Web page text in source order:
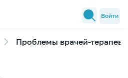
Войти
Проблемы врачей-